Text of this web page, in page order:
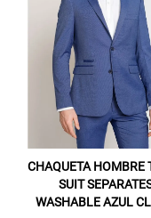
CHAQUETA HOMBRE
SUIT
WASHABLE AZUL